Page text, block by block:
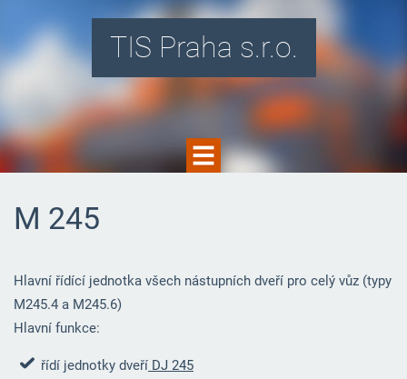
TIS Praha s.r.o.
M 245
Hlavní řídící jednotka všech nástupních dveří pro celý vůz (typy
M245.4 a M245.6)
Hlavní funkce:
řídí jednotky dveříDJ 245